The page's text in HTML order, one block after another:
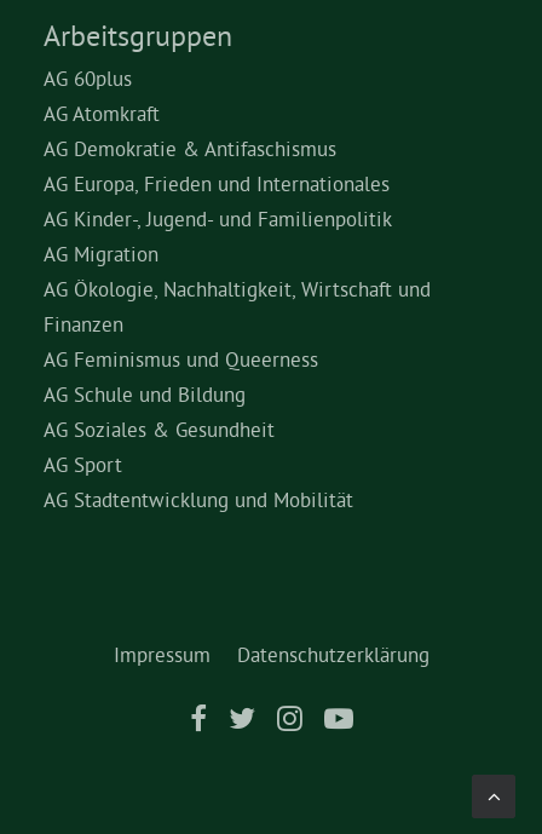
Arbeitsgruppen
AG 60plus
AG Atomkraft
AG Demokratie & Antifaschismus
AG Europa, Frieden und Internationales
AG Kinder-, Jugend- und Familienpolitik
AG Migration
AG Ökologie, Nachhaltigkeit, Wirtschaft und
Finanzen
AG Feminismus und Queerness
AG Schule und Bildung
AG Soziales & Gesundheit
AG Sport
AG Stadtentwicklung und Mobilität
Impressum Datenschutzerklärung